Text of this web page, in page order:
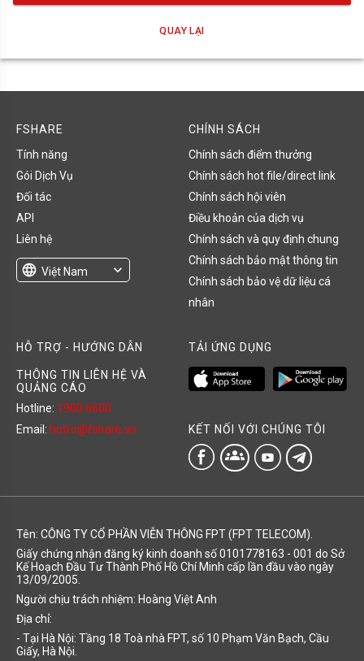
QUAY LẠI
FSHARE
Tính năng
Gói Dịch Vụ
Đối tác
API
Liên hệ
language Việt Nam
expand_more
CHÍNH SÁCH
Chính sách điểm thưởng
Chính sách hot file/direct link
Chính sách hội viên
Điều khoản của dịch vụ
Chính sách và quy định chung
Chính sách bảo mật thông tin
Chính sách bảo vệ dữ liệu cá
nhân
HỖ TRỢ - HƯỚNG DẪN
THÔNG TIN LIÊN HỆ VÀ
QUẢNG CÁO
Hotline: 1900 6600
Email: hotro@fshare.vn
TẢI ỨNG DỤNG
KẾT NỐI VỚI CHÚNG TÔI
groups
Tên: CÔNG TY CỔ PHẦN VIỄN THÔNG FPT (FPT TELECOM).
Giấy chứng nhận đăng ký kinh doanh số 0101778163 - 001 do Sở
Kế Hoạch Đầu Tư Thành Phố Hồ Chí Minh cấp lần đầu vào ngày
13/09/2005.
Người chịu trách nhiệm: Hoàng Việt Anh
Địa chỉ:
- Tại Hà Nội: Tầng 18 Toà nhà FPT, số 10 Phạm Văn Bạch, Cầu
Giấy, Hà Nội.